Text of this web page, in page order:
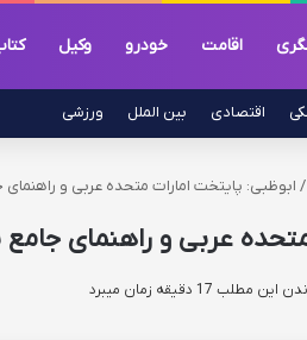
اقامت خودرو وکیل
اقتصادی بین الملل ورزشی
/ ابوظبی: پایتخت امارات متحده عربی و راهنمای
عربی و راهنمای
مطلب 17 دقیقه زمان میبرد